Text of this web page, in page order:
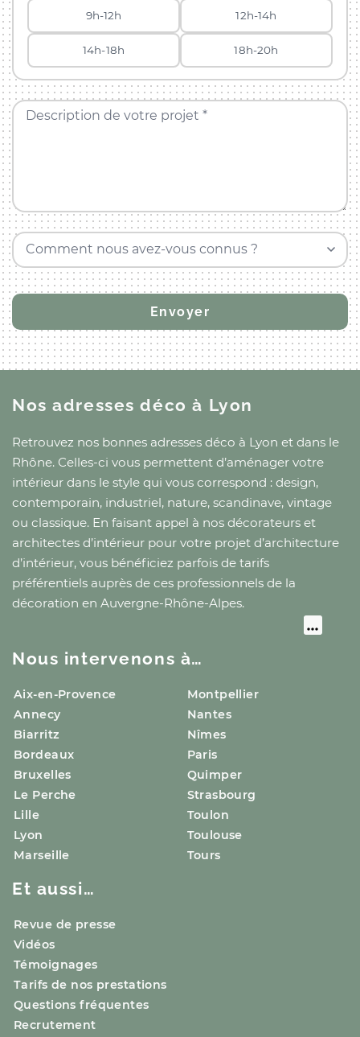
9h-12h 12h-14h
14h-18h 18h-20h
Description de votre projet *
Comment nous avez-vous connus ?
Nos adresses décoà Lyon
Retrouvez nos bonnes adresses déco à Lyon et dans le
Rhône. Celles-ci vous permettent d’aménager votre
intérieur dans le style qui vous correspond : design,
contemporain, industriel, nature, scandinave, vintage
ou classique. En faisant appel à nos décorateurs et
architectes d’intérieur pour votre projet d’architecture
d’intérieur, vous bénéficiez parfois de tarifs
préférentiels auprès de ces professionnels de la
décoration en Auvergne-Rhône-Alpes.
Nous intervenons à…
Aix-en-Provence
Annecy
Biarritz
Bordeaux
Bruxelles
Le Perche
Lille
Lyon
Marseille
Montpellier
Nantes
Nîmes
Paris
Quimper
Strasbourg
Toulon
Toulouse
Tours
Et aussi…
Revue de presse
Vidéos
Témoignages
Tarifs de nos prestations
Questions fréquentes
Recrutement